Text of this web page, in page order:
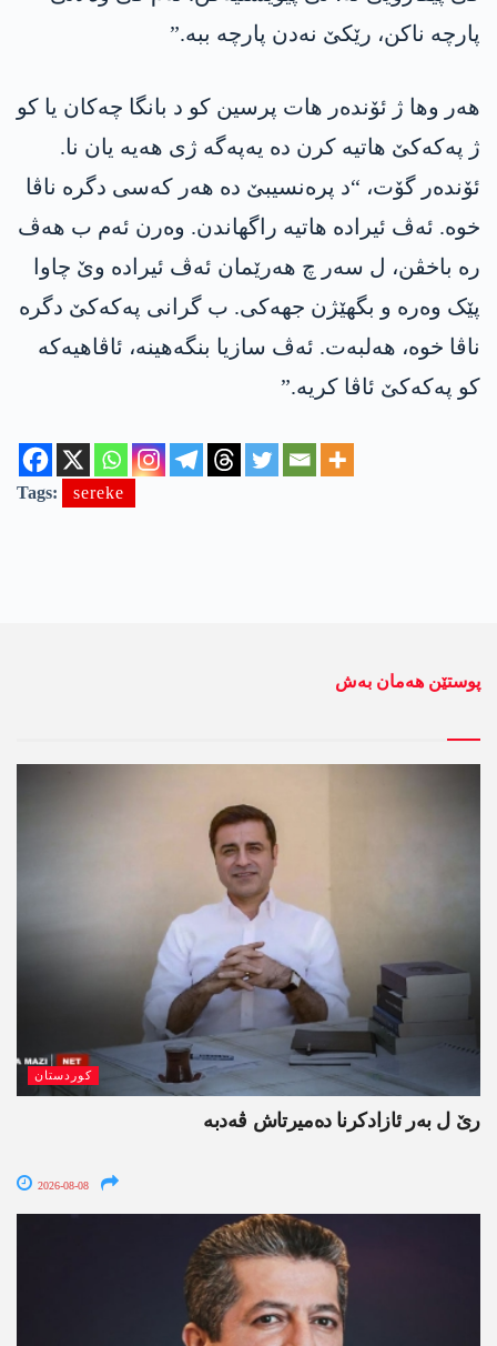
پارچە ناکن، رێکێ نەدن پارچە ببە.”
ھەر وھا ژ ئۆندەر ھات پرسین کو د بانگا چەکان یا کو
ژ پەکەکێ ھاتیە کرن دە یەپەگە ژی ھەیە یان نا.
ئۆندەر گۆت، “د پرەنسیبێ دە ھەر کەسی دگرە ناڤا
خوە. ئەڤ ئیرادە ھاتیە راگهاندن. وەرن ئەم ب ھەڤ
رە باخڤن، ل سەر چ ھەرێمان ئەڤ ئیرادە وێ چاوا
پێک وەرە و بگھێژن جھەکی. ب گرانی پەکەکێ دگرە
ناڤا خوە، ھەلبەت. ئەڤ سازیا بنگەھینە، ئاڤاھیەکە
کو پەکەکێ ئاڤا کریە.”
Tags: sereke
پوستێن ھەمان بەش
کوردستان
رێ ل بەر ئازادکرنا دەمیرتاش ڤەدبە
2026-08-08